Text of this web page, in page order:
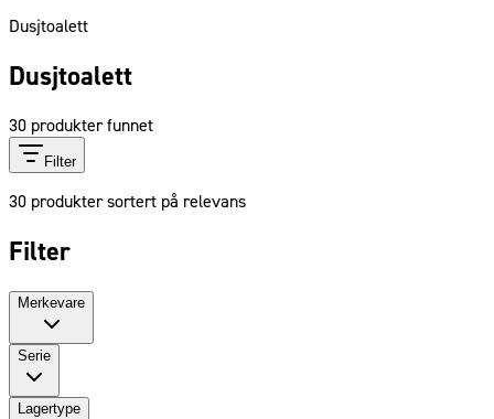
Dusjtoalett
Dusjtoalett
30 produkter funnet
Filter
30 produkter sortert på relevans
Filter
Merkevare
Serie
Lagertype